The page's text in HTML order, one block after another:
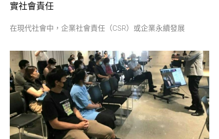
實社會責任
在現代社會中，企業社會責任（CSR）或企業永續發展